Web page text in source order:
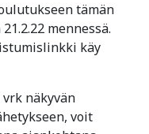
tämän
mennessä.
käy
näkyvän
voit